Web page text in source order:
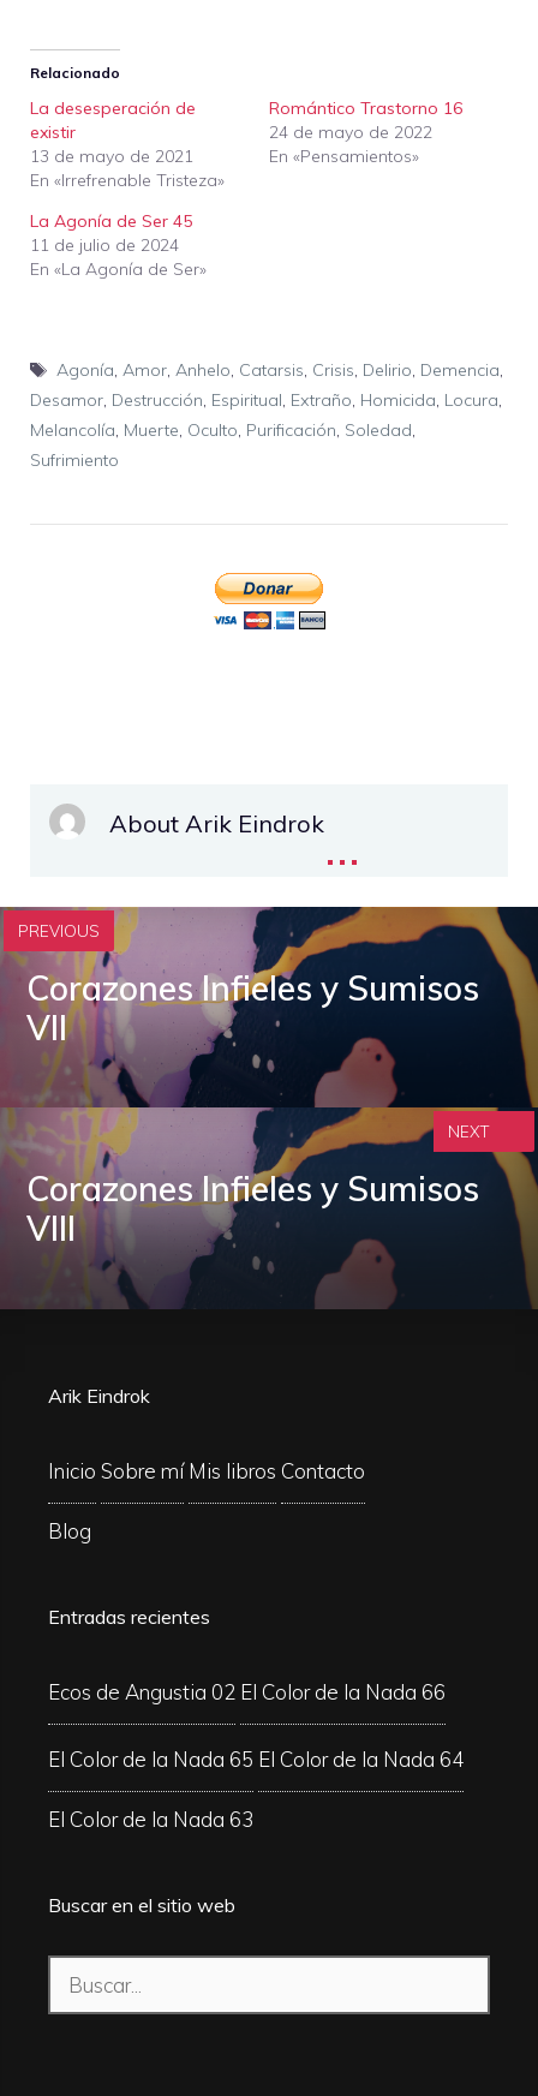
Relacionado
La desesperación de
existir
13 de mayo de 2021
En «Irrefrenable Tristeza»
Romántico Trastorno 16
24 de mayo de 2022
En «Pensamientos»
La Agonía de Ser 45
11 de julio de 2024
En «La Agonía de Ser»
Etiquetas
Agonía, Amor, Anhelo, Catarsis, Crisis, Delirio, Demencia,
Desamor, Destrucción, Espiritual, Extraño, Homicida, Locura,
Melancolía, Muerte, Oculto, Purificación, Soledad,
Sufrimiento
About Arik Eindrok...
PREVIOUS
Corazones Infieles y Sumisos
VII
Corazones Infieles y Sumisos
VIII
NEXT
Arik Eindrok
Inicio Sobre mí Mis libros Contacto
Blog
Entradas recientes
Ecos de Angustia 02 El Color de la Nada 66
El Color de la Nada 65 El Color de la Nada 64
El Color de la Nada 63
Buscar en el sitio web